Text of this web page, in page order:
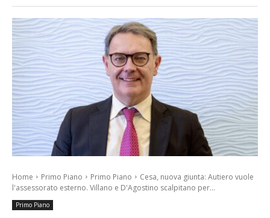
Home Primo Piano Primo Piano
Cesa, nuova giunta: Autiero vuole
l'assessorato esterno. Villano e D'Agostino scalpitano per...
Primo Piano